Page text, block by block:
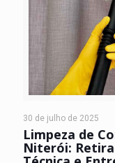
30 de julho de 2025
Limpeza de
Niterói: